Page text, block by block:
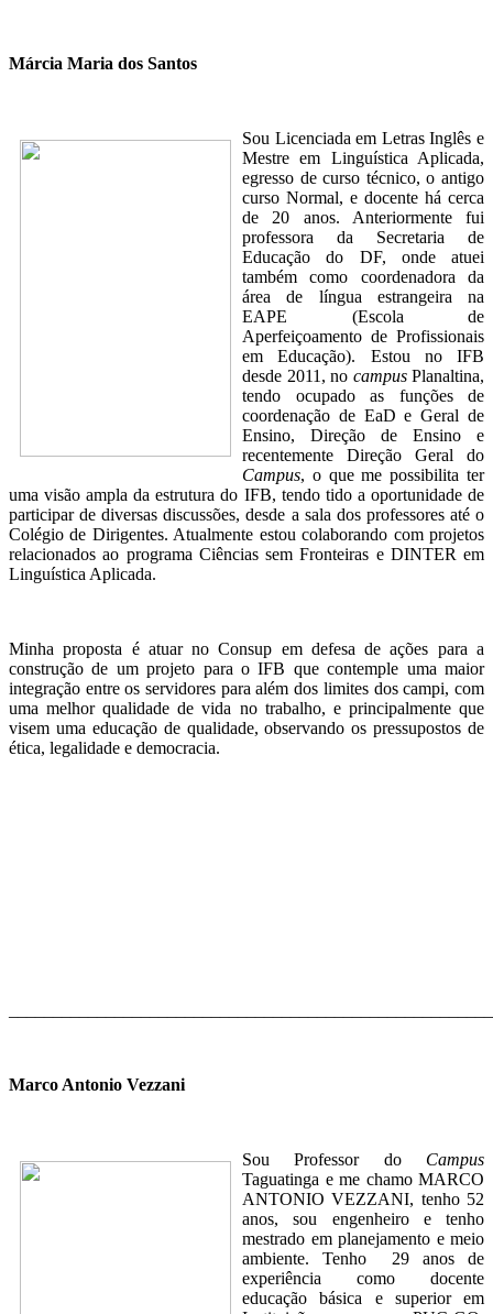
Márcia Maria dos Santos
Sou Licenciada em Letras Inglês e
Mestre em Linguística Aplicada,
egresso de curso técnico, o antigo
curso Normal, e docente há cerca
de 20 anos. Anteriormente fui
professora da Secretaria de
Educação do DF, onde atuei
também como coordenadora da
área de língua estrangeira na
EAPE (Escola de
Aperfeiçoamento de Profissionais
em Educação). Estou no IFB
desde 2011, no campusPlanaltina,
tendo ocupado as funções de
coordenação de EaD e Geral de
Ensino, Direção de Ensino e
recentemente Direção Geral do
Campus, o que me possibilita ter
uma visão ampla da estrutura do IFB, tendo tido a oportunidade de
participar de diversas discussões, desde a sala dos professores até o
Colégio de Dirigentes. Atualmente estou colaborando com projetos
relacionados ao programa Ciências sem Fronteiras e DINTER em
Linguística Aplicada.
Minha proposta é atuar no Consup em defesa de ações para a
construção de um projeto para o IFB que contemple uma maior
integração entre os servidores para além dos limites dos campi, com
uma melhor qualidade de vida no trabalho, e principalmente que
visem uma educação de qualidade, observando os pressupostos de
ética, legalidade e democracia.
Marco Antonio Vezzani
Sou Professor do Campus
Taguatinga e me chamo MARCO
ANTONIO VEZZANI, tenho 52
anos, sou engenheiro e tenho
mestrado em planejamento e meio
ambiente. Tenho 29 anos de
experiência como docente
educação básica e superior em